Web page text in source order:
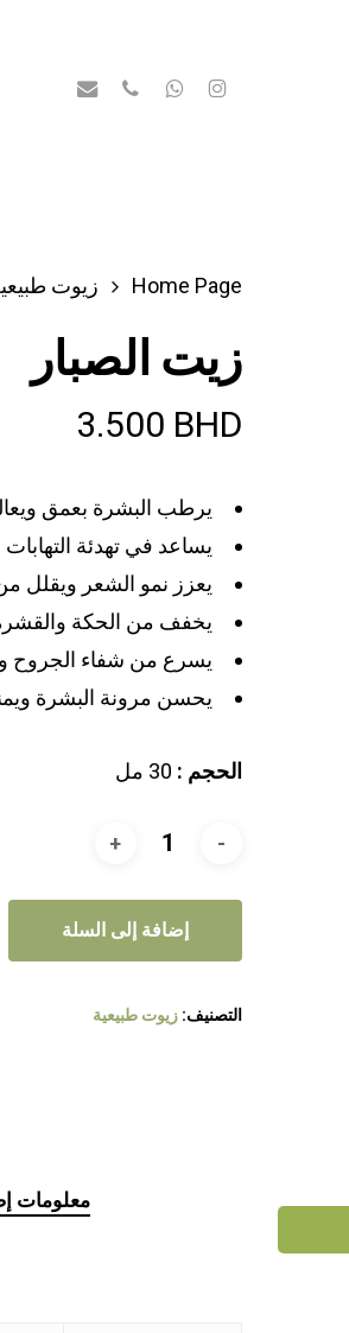
Instagram
Whatsapp
Phone
Email
Home Page زيوت
زيت الصبار
3.500 BHD
يرطب البشرة بعمق
يساعد في تهدئة التهابات
يعزز نمو الشعر ويقلل
يخفف من الحكة
يسرع من شفاء الجروح
يحسن مرونة البشرة
الحجم :
إضافة إلى السلة
التصنيف:زيوت طبيعية
معلومات